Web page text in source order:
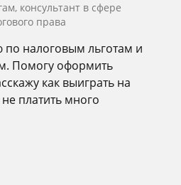
консультант в сфере
права
по налоговым льготам и
Помогу оформить
как выиграть на
платить много